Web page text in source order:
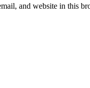
and website in this